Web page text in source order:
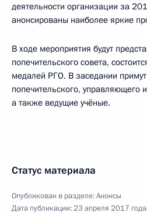
деятельности организации за
анонсированы наиболее яркие
В ходе мероприятия будут
попечительского совета,
медалей РГО. В заседании
попечительского, управляющего
а также ведущие учёные.
Статус материала
Опубликован в разделе:Анонсы
Дата публикации:23 апреля 2017